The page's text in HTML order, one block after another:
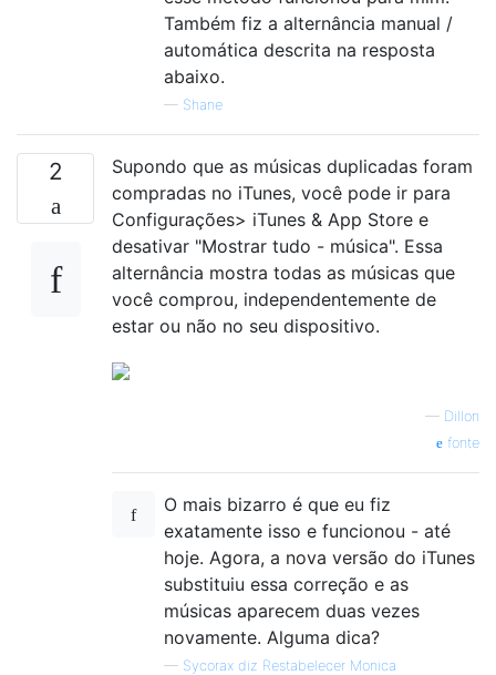
Também fiz a alternância manual /
automática descrita na resposta
abaixo.
— Shane
2
Supondo que as músicas duplicadas foram
compradas no iTunes, você pode ir para
Configurações> iTunes & App Store e
desativar "Mostrar tudo - música". Essa
alternância mostra todas as músicas que
você comprou, independentemente de
estar ou não no seu dispositivo.
— Dillon
fonte
O mais bizarro é que eu fiz
exatamente isso e funcionou - até
hoje. Agora, a nova versão do iTunes
substituiu essa correção e as
músicas aparecem duas vezes
novamente. Alguma dica?
— Sycorax diz Restabelecer Monica